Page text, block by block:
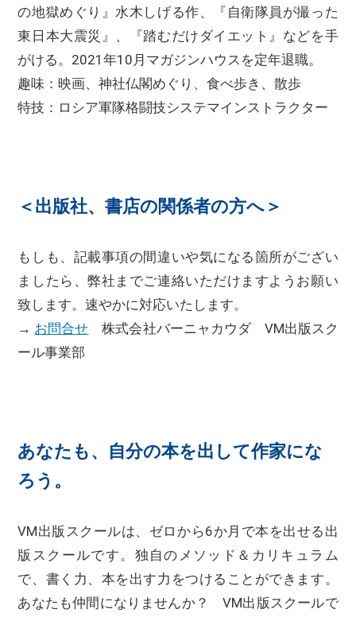
の地獄めぐり』水木しげる作、『自衛隊員が撮った
東日本大震災』、『踏むだけダイエット』などを手
がける。2021年10月マガジンハウスを定年退職。
趣味：映画、神社仏閣めぐり、食べ歩き、散歩
特技：ロシア軍隊格闘技システマインストラクター
＜出版社、書店の関係者の方へ＞
もしも、記載事項の間違いや気になる箇所がござい
ましたら、弊社までご連絡いただけますようお願い
致します。速やかに対応いたします。
→ お問合せ 株式会社バーニャカウダ VM出版スク
ール事業部
あなたも、自分の本を出して作家にな
ろう。
VM出版スクールは、ゼロから6か月で本を出せる出
版スクールです。独自のメソッド＆カリキュラム
で、書く力、本を出す力をつけることができます。
あなたも仲間になりませんか？ VM出版スクールで